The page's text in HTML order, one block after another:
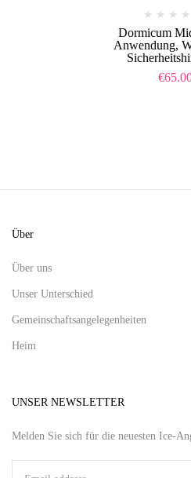
Dormicum
Anwendung,
€
Über
Über uns
Unser Unterschied
Gemeinschaftsangelegenheiten
Heim
UNSER NEWSLETTER
Melden Sie sich für die neuesten Ice-